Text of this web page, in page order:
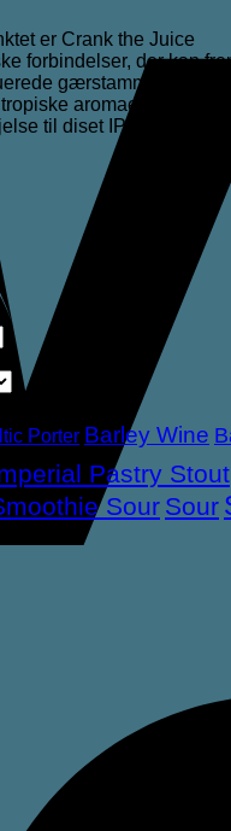
er Crank the Juice
forbindelser, der kan
gærstammer, der
aromaer i deres
til diset IPA’er,
Porter Barley Wine
Pastry Stout
Sour Sour